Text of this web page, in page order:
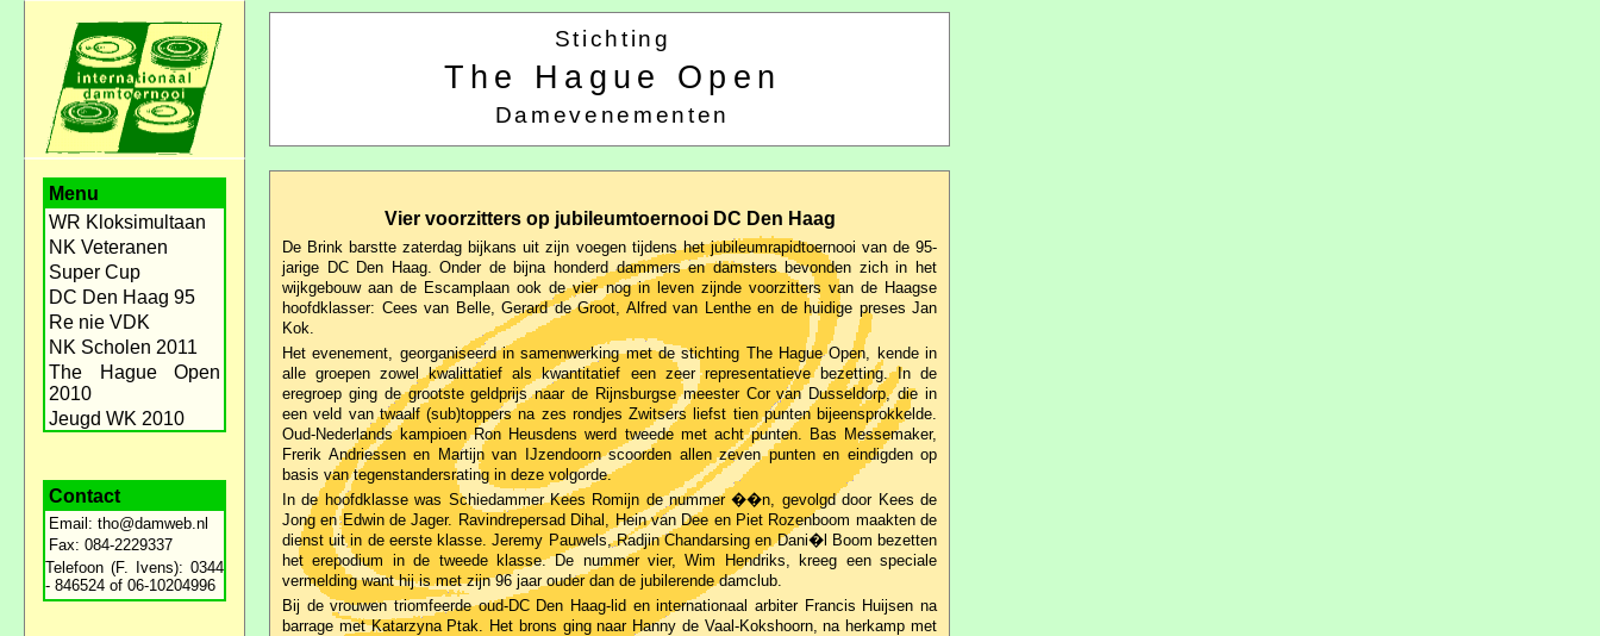
Stichting
The Hague Open
Damevenementen
Menu
WR Kloksimultaan
NK Veteranen
Super Cup
DC Den Haag 95
Re nie VDK
NK Scholen 2011
The Hague Open
2010
Jeugd WK 2010
Contact
Email: tho@damweb.nl
Fax: 084-2229337
Telefoon (F. Ivens): 0344
- 846524 of 06-10204996
Vier voorzitters op jubileumtoernooi DC Den Haag
De Brink barstte zaterdag bijkans uit zijn voegen tijdens het jubileumrapidtoernooi van de 95-
jarige DC Den Haag. Onder de bijna honderd dammers en damsters bevonden zich in het
wijkgebouw aan de Escamplaan ook de vier nog in leven zijnde voorzitters van de Haagse
hoofdklasser: Cees van Belle, Gerard de Groot, Alfred van Lenthe en de huidige preses Jan
Kok.
Het evenement, georganiseerd in samenwerking met de stichting The Hague Open, kende in
alle groepen zowel kwalittatief als kwantitatief een zeer representatieve bezetting. In de
eregroep ging de grootste geldprijs naar de Rijnsburgse meester Cor van Dusseldorp, die in
een veld van twaalf (sub)toppers na zes rondjes Zwitsers liefst tien punten bijeensprokkelde.
Oud-Nederlands kampioen Ron Heusdens werd tweede met acht punten. Bas Messemaker,
Frerik Andriessen en Martijn van IJzendoorn scoorden allen zeven punten en eindigden op
basis van tegenstandersrating in deze volgorde.
In de hoofdklasse was Schiedammer Kees Romijn de nummer ��n, gevolgd door Kees de
Jong en Edwin de Jager. Ravindrepersad Dihal, Hein van Dee en Piet Rozenboom maakten de
dienst uit in de eerste klasse. Jeremy Pauwels, Radjin Chandarsing en Dani�l Boom bezetten
het erepodium in de tweede klasse. De nummer vier, Wim Hendriks, kreeg een speciale
vermelding want hij is met zijn 96 jaar ouder dan de jubilerende damclub.
Bij de vrouwen triomfeerde oud-DC Den Haag-lid en internationaal arbiter Francis Huijsen na
barrage met Katarzyna Ptak. Het brons ging naar Hanny de Vaal-Kokshoorn, na herkamp met